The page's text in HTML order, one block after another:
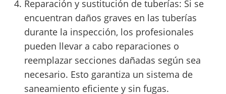
Reparación y sustitución de tuberías: Si se
encuentran daños graves en las tuberías
durante la inspección, los profesionales
pueden llevar a cabo reparaciones o
reemplazar secciones dañadas según sea
necesario. Esto garantiza un sistema de
saneamiento eficiente y sin fugas.